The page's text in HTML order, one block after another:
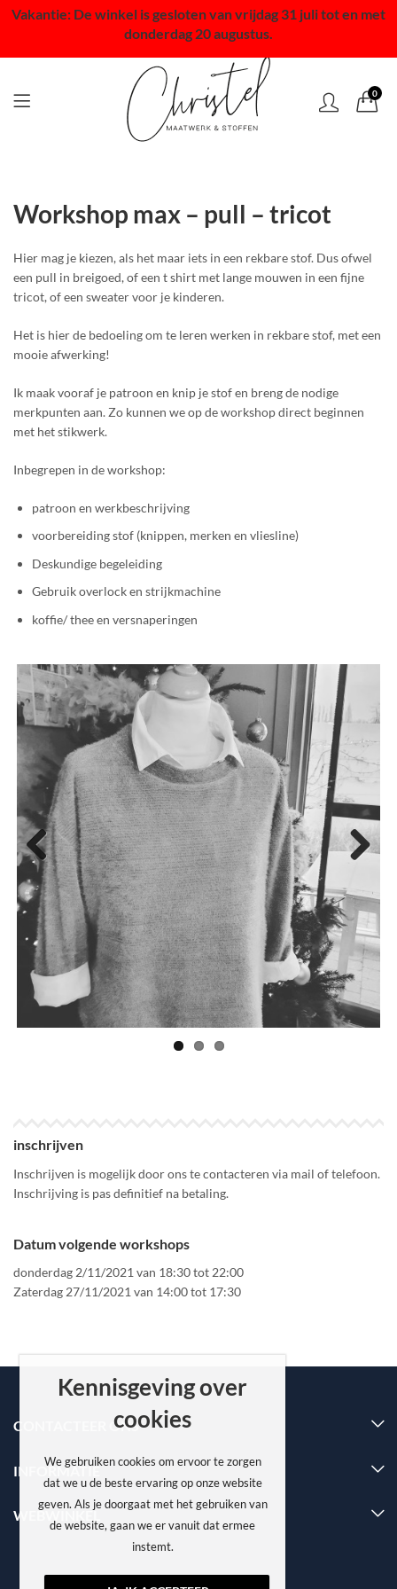
Vakantie: De winkel is gesloten van vrijdag 31 juli tot en met
donderdag 20 augustus.
0
Workshop max – pull – tricot
Hier mag je kiezen, als het maar iets in een rekbare stof. Dus ofwel
een pull in breigoed, of een t shirt met lange mouwen in een fijne
tricot, of een sweater voor je kinderen.
Het is hier de bedoeling om te leren werken in rekbare stof, met een
mooie afwerking!
Ik maak vooraf je patroon en knip je stof en breng de nodige
merkpunten aan. Zo kunnen we op de workshop direct beginnen
met het stikwerk.
Inbegrepen in de workshop:
patroon en werkbeschrijving
voorbereiding stof (knippen, merken en vliesline)
Deskundige begeleiding
Gebruik overlock en strijkmachine
koffie/ thee en versnaperingen
Previous
inschrijven
Inschrijven is mogelijk door ons te contacteren via mail of telefoon.
Inschrijving is pas definitief na betaling.
Datum volgende workshops
donderdag 2/11/2021 van 18:30 tot 22:00
Zaterdag 27/11/2021 van 14:00 tot 17:30
CONTACTEER ONS
INFORMATIE
WEBWINKEL
Kennisgeving over
cookies
We gebruiken cookies om ervoor te zorgen
dat we u de beste ervaring op onze website
geven. Als je doorgaat met het gebruiken van
de website, gaan we er vanuit dat ermee
instemt.